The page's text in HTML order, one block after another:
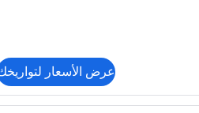
عرض الأسعار